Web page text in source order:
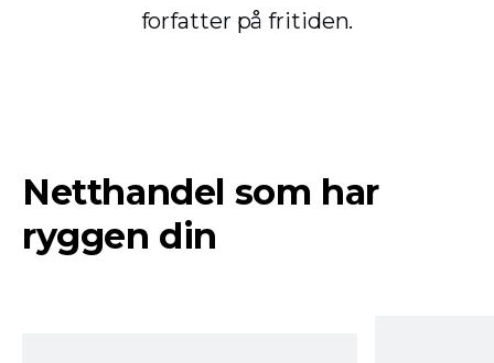
forfatter på fritiden.
Netthandel som har
ryggen din